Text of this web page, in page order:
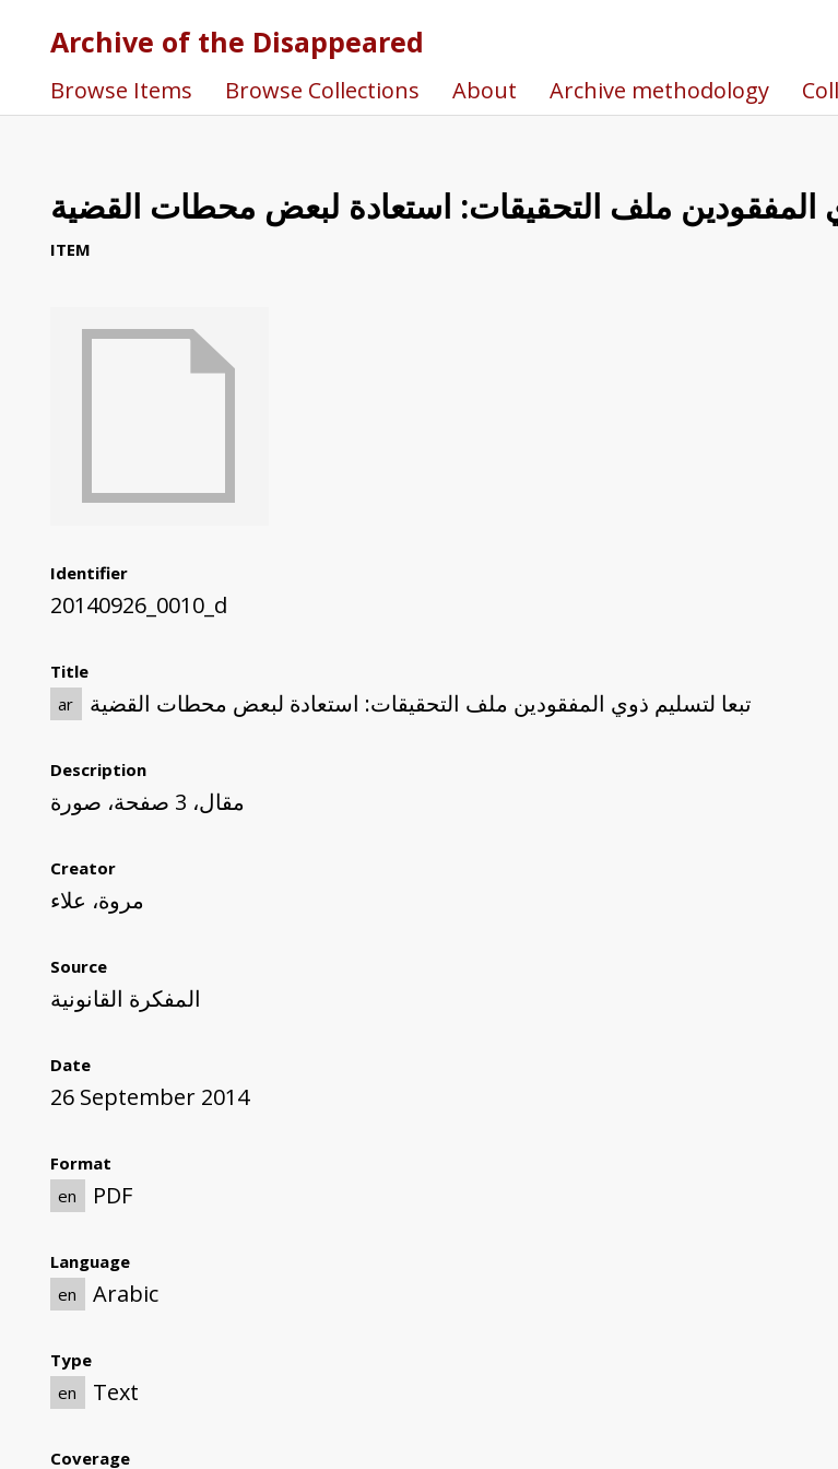
Archive of the Disappeared
Browse Items Browse Collections About Archive methodology
المفقودين ملف التحقيقات: استعادة لبعض محطات القضية
ITEM
Identifier
20140926_0010_d
Title
ar
تبعا لتسليم ذوي المفقودين ملف التحقيقات: استعادة لبعض محطات القضية
Description
مقال، 3 صفحة، صورة
Creator
مروة، علاء
Source
المفكرة القانونية
Date
26 September 2014
Format
en
PDF
Language
en
Arabic
Type
en
Text
Coverage